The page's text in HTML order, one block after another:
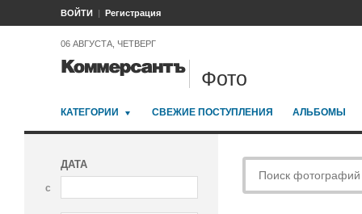
ВОЙТИ Регистрация
06 АВГУСТА, ЧЕТВЕРГ
Фото
КАТЕГОРИИ СВЕЖИЕ ПОСТУПЛЕНИЯ АЛЬБОМЫ
ДАТА
с